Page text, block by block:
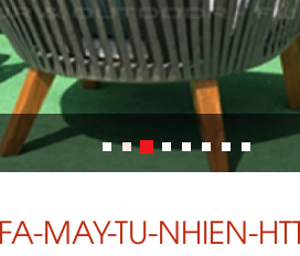
MAY-TU-NHIEN-